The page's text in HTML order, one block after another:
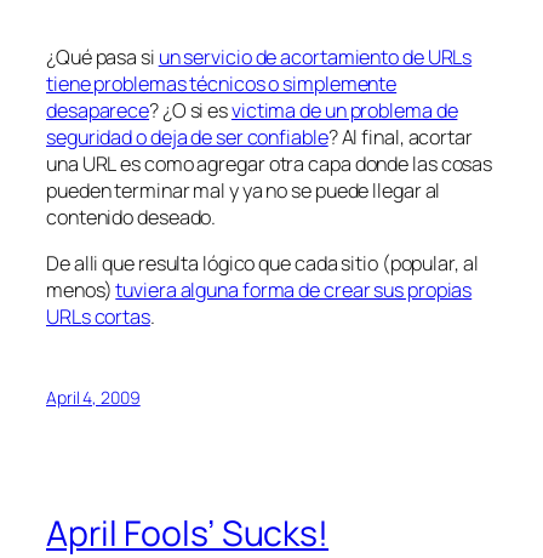
¿Qué pasa si un servicio de acortamiento de URLs
tiene problemas técnicos o simplemente
desaparece? ¿O si esvictima de un problema de
seguridad o deja de ser confiable? Al final,acortar
una URLes como agregar otra capa donde las cosas
pueden terminar mal y ya no se puede llegar al
contenido deseado.
De alli que resulta lógico que cada sitio (popular, al
menos)tuviera alguna forma de crear sus propias
URLs cortas.
April 4, 2009
April Fools’ Sucks!